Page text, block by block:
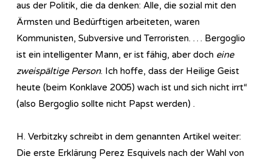
aus der Politik, die da denken: Alle, die sozial mit den
Ärmsten und Bedürftigen arbeiteten, waren
Kommunisten, Subversive und Terroristen. … Bergoglio
ist ein intelligenter Mann, er ist fähig, aber doch eine
zweispältige Person. Ich hoffe, dass der Heilige Geist
heute (beim Konklave 2005) wach ist und sich nicht irrt“
(also Bergoglio sollte nicht Papst werden) .
H. Verbitzky schreibt in dem genannten Artikel weiter:
Die erste Erklärung Perez Esquivels nach der Wahl von